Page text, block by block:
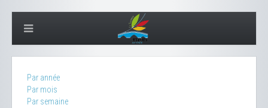
Par année
Par mois
Par semaine